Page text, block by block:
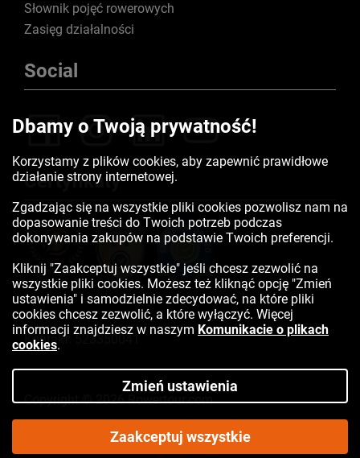
Słownik pojęć rowerowych
Zasięg działalności
Social
Certyfikaty
Kontakt:523350041
Copyright © 2026 Rowertour.com
Internetowy sklep rowerowy
Dbamy o Twoją prywatność!
Korzystamy z plików cookies, aby zapewnić prawidłowe
działanie strony internetowej.
Zgadzając się na wszystkie pliki cookies pozwolisz nam na
dopasowanie treści do Twoich potrzeb podczas
dokonywania zakupów na podstawie Twoich preferencji.
Kliknij "Zaakceptuj wszystkie" jeśli chcesz zezwolić na
wszystkie pliki cookies. Możesz też kliknąć opcję "Zmień
ustawienia" i samodzielnie zdecydować, na które pliki
cookies chcesz zezwolić, a które wyłączyć. Więcej
informacji znajdziesz w naszym Komunikacie o plikach
cookies.
Zmień ustawienia
Zaakceptuj wszystkie